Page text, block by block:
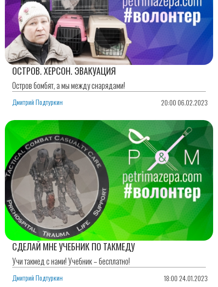
ОСТРОВ. ХЕРСОН. ЭВАКУАЦИЯ
Остров бомбят, а мы между снарядами!
Дмитрий Подтуркин 20:00 06.02.2023
СДЕЛАЙ МНЕ УЧЕБНИК ПО ТАКМЕДУ
Учи такмед с нами! Учебник – бесплатно!
Дмитрий Подтуркин 18:00 24.01.2023